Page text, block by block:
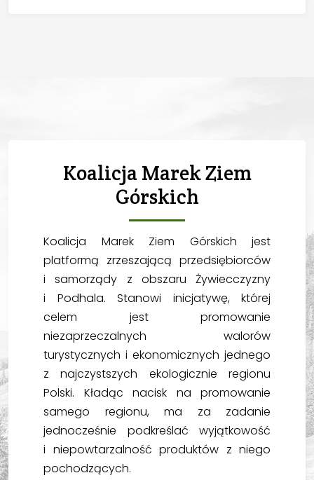
Koalicja Marek Ziem
Górskich
Koalicja Marek Ziem Górskich jest
platformą zrzeszającą przedsiębiorców
i samorządy z obszaru Żywiecczyzny
i Podhala. Stanowi inicjatywę, której
celem jest promowanie
niezaprzeczalnych walorów
turystycznych i ekonomicznych jednego
z najczystszych ekologicznie regionu
Polski. Kładąc nacisk na promowanie
samego regionu, ma za zadanie
jednocześnie podkreślać wyjątkowość
i niepowtarzalność produktów z niego
pochodzących.